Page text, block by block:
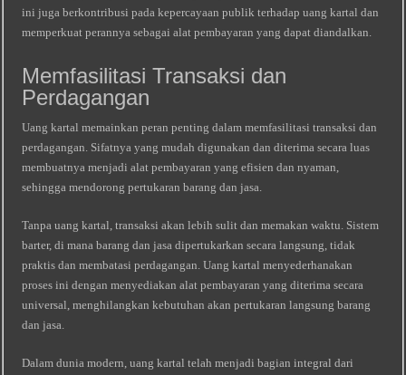
ini juga berkontribusi pada kepercayaan publik terhadap uang kartal dan
memperkuat perannya sebagai alat pembayaran yang dapat diandalkan.
Memfasilitasi Transaksi dan
Perdagangan
Uang kartal memainkan peran penting dalam memfasilitasi transaksi dan
perdagangan. Sifatnya yang mudah digunakan dan diterima secara luas
membuatnya menjadi alat pembayaran yang efisien dan nyaman,
sehingga mendorong pertukaran barang dan jasa.
Tanpa uang kartal, transaksi akan lebih sulit dan memakan waktu. Sistem
barter, di mana barang dan jasa dipertukarkan secara langsung, tidak
praktis dan membatasi perdagangan. Uang kartal menyederhanakan
proses ini dengan menyediakan alat pembayaran yang diterima secara
universal, menghilangkan kebutuhan akan pertukaran langsung barang
dan jasa.
Dalam dunia modern, uang kartal telah menjadi bagian integral dari